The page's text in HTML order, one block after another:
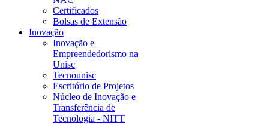
Certificados
Bolsas de Extensão
Inovação
Inovação e
Empreendedorismo na
Unisc
Tecnounisc
Escritório de Projetos
Núcleo de Inovação e
Transferência de
Tecnologia - NITT